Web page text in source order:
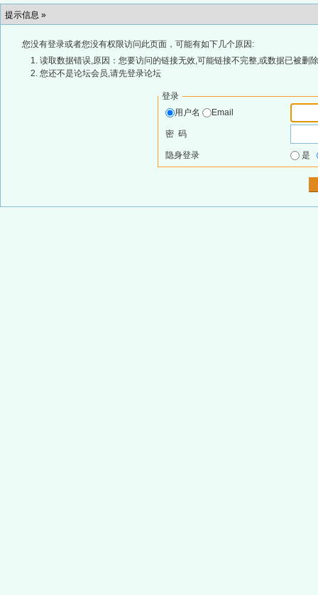
提示信息 »
您没有登录或者您没有权限访问此页面，可能有如下几个原因:
读取数据错误,原因：您要访问的链接无效,可能链接不完整,或数据已被删
您还不是论坛会员,请先登录论坛
登录
用户名
Email
密 码
隐身登录 是